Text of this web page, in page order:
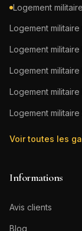
Logement militaire
Logement militaire
Logement militaire
Logement militaire
Logement militaire
Logement militaire
Voir toutes les
Informations
Avis clients
Blog